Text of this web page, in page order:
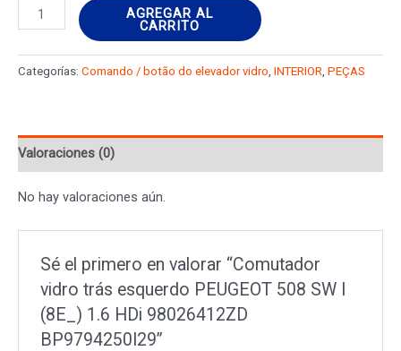
Comutador
vidro
trás
esquerdo
SW
(8E_)
1.6
98026412ZD
BP9794250I29
cantidad
AGREGAR AL
CARRITO
Categorías: Comando / botão do elevador vidro, INTERIOR, PEÇAS
Valoraciones (0)
No hay valoraciones aún.
Sé el primero en valorar “Comutador
vidro trás esquerdo PEUGEOT 508 SW I
(8E_) 1.6 HDi 98026412ZD
BP9794250I29”